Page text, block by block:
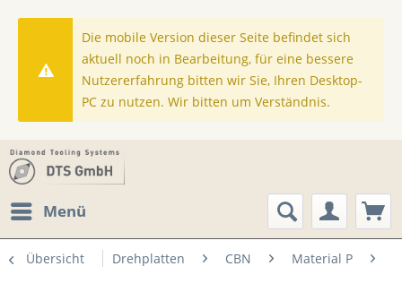
Die mobile Version dieser Seite befindet sich
aktuell noch in Bearbeitung, für eine bessere
Nutzererfahrung bitten wir Sie, Ihren Desktop-
PC zu nutzen. Wir bitten um Verständnis.
Menü
Übersicht Drehplatten CBN Material P